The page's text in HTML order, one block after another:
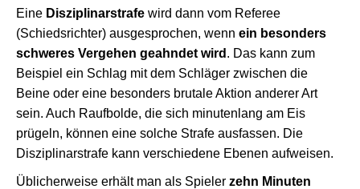
Eine Disziplinarstrafe wird dann vom Referee
(Schiedsrichter) ausgesprochen, wenn ein besonders
schweres Vergehen geahndet wird . Das kann zum
Beispiel ein Schlag mit dem Schläger zwischen die
Beine oder eine besonders brutale Aktion anderer Art
sein. Auch Raufbolde, die sich minutenlang am Eis
prügeln, können eine solche Strafe ausfassen. Die
Disziplinarstrafe kann verschiedene Ebenen aufweisen.
Üblicherweise erhält man als Spieler zehn Minuten